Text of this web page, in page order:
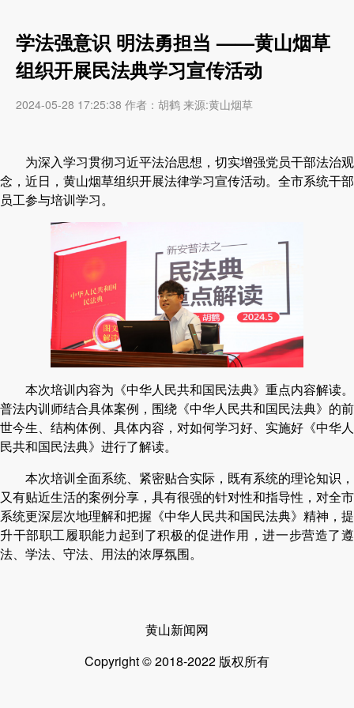
学法强意识 明法勇担当 ——黄山烟草
组织开展民法典学习宣传活动
2024-05-28 17:25:38 作者：胡鹤 来源:黄山烟草
为深入学习贯彻习近平法治思想，切实增强党员干部法治观
念，近日，黄山烟草组织开展法律学习宣传活动。全市系统干部
员工参与培训学习。
本次培训内容为《中华人民共和国民法典》重点内容解读。
普法内训师结合具体案例，围绕《中华人民共和国民法典》的前
世今生、结构体例、具体内容，对如何学习好、实施好《中华人
民共和国民法典》进行了解读。
本次培训全面系统、紧密贴合实际，既有系统的理论知识，
又有贴近生活的案例分享，具有很强的针对性和指导性，对全市
系统更深层次地理解和把握《中华人民共和国民法典》精神，提
升干部职工履职能力起到了积极的促进作用，进一步营造了遵
法、学法、守法、用法的浓厚氛围。
黄山新闻网
Copyright © 2018-2022 版权所有